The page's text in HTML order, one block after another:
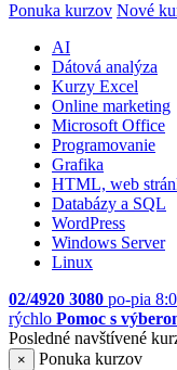
Ponuka kurzov Nové
AI
Dátová analýza
Kurzy Excel
Online marketing
Microsoft Office
Programovanie
Grafika
HTML, web
Databázy a SQL
WordPress
Windows Server
Linux
02/4920 3080 po-pia
rýchlo Pomoc s
Posledné navštívené
×
Ponuka kurzov